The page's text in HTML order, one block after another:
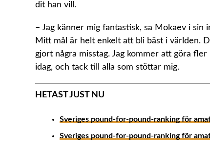
dit han vill.
– Jag känner mig fantastisk, sa Mokaev i
Mitt mål är helt enkelt att bli bäst i världen.
gjort några misstag. Jag kommer att göra
idag, och tack till alla som stöttar mig.
HETAST JUST NU
Sveriges pound-for-pound-ranking för
Sveriges pound-for-pound-ranking för